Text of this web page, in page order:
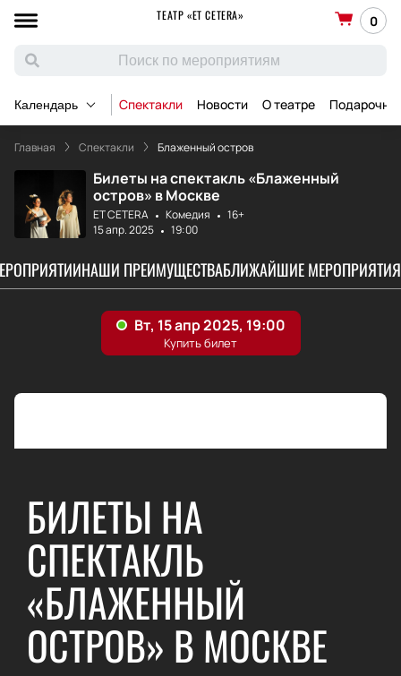
ТЕАТР «ET CETERA» 0
Календарь Спектакли Новости О театре
Главная Спектакли Блаженный остров
Билеты на спектакль «Блаженный
остров» в Москве
ET CETERA Комедия
16+
15 апр. 2025
19:00
НАШИ ПРЕИМУЩЕСТВАБЛИЖАЙШИЕ МЕРОПРИЯТИЯ
БИЛЕТЫ НА
СПЕКТАКЛЬ
«БЛАЖЕННЫЙ
ОСТРОВ» В МОСКВЕ